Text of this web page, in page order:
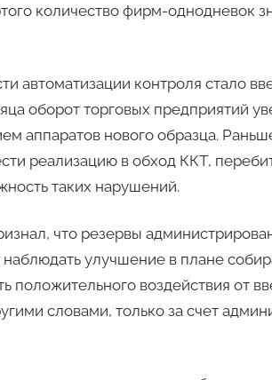
количество фирм-однодневок
автоматизации контроля стало
оборот торговых предприятий
аппаратов нового образца.
реализацию в обход ККТ,
таких нарушений.
что резервы
улучшение в плане
положительного воздействия от
словами, только за счет